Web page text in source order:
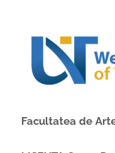
Facultatea de